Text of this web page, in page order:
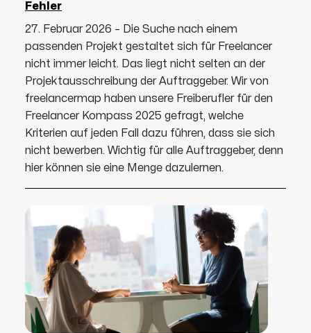
Fehler
27. Februar 2026 – Die Suche nach einem
passenden Projekt gestaltet sich für Freelancer
nicht immer leicht. Das liegt nicht selten an der
Projektausschreibung der Auftraggeber. Wir von
freelancermap haben unsere Freiberufler für den
Freelancer Kompass 2025 gefragt, welche
Kriterien auf jeden Fall dazu führen, dass sie sich
nicht bewerben. Wichtig für alle Auftraggeber, denn
hier können sie eine Menge dazulernen.